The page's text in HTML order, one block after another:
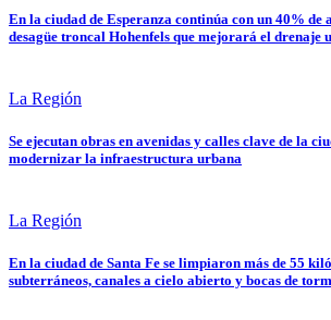
En la ciudad de Esperanza continúa con un 40% de
desagüe troncal Hohenfels que mejorará el drenaje
La Región
Se ejecutan obras en avenidas y calles clave de la
modernizar la infraestructura urbana
La Región
En la ciudad de Santa Fe se limpiaron más de 55
subterráneos, canales a cielo abierto y bocas de